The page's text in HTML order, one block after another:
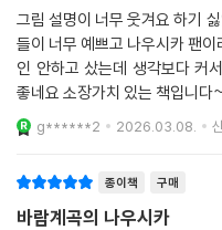
그림 설명이 너무 웃겨요 하기
들이 너무 예쁘고 나우시카 팬
인 안하고 샀는데 생각보다 커
좋네요 소장가치 있는 책입니다
g******2 2026.03.08.
종이책 구매
바람계곡의 나우시카